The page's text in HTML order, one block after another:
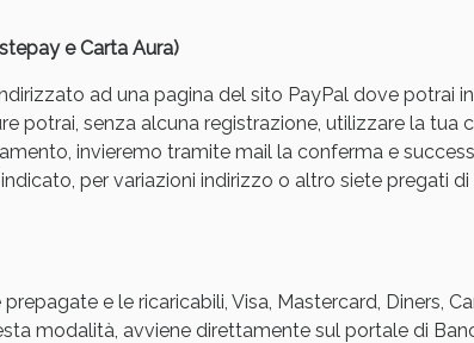
e Carta Aura)
ad una pagina del sito PayPal dove potrai
potrai, senza alcuna registrazione, utilizzare la tua
invieremo tramite mail la conferma e
per variazioni indirizzo o altro siete pregati
e le ricaricabili, Visa, Mastercard, Diners,
modalità, avviene direttamente sul portale di